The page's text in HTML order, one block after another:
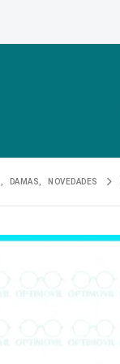
DAMAS NOVEDADES